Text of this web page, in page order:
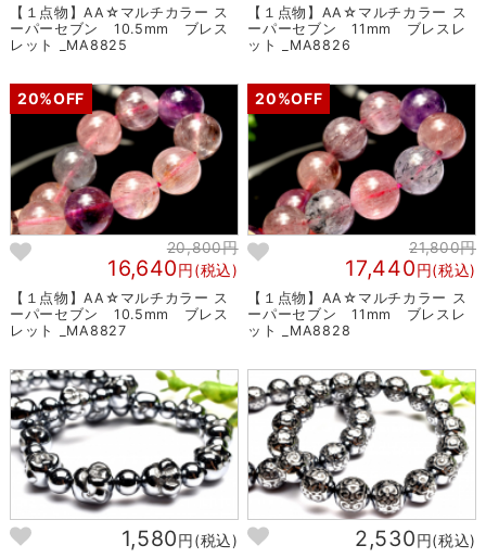
【１点物】AA☆マルチカラー ス
ーパーセブン 10.5mm ブレス
レット _MA8825
【１点物】AA☆マルチカラー ス
ーパーセブン 11mm ブレスレ
ット _MA8826
20%OFF
20,800円
16,640円(税込)
【１点物】AA☆マルチカラー ス
ーパーセブン 10.5mm ブレス
レット _MA8827
20%OFF
21,800円
17,440円(税込)
【１点物】AA☆マルチカラー ス
ーパーセブン 11mm ブレスレ
ット _MA8828
1,580円(税込) 2,530円(税込)